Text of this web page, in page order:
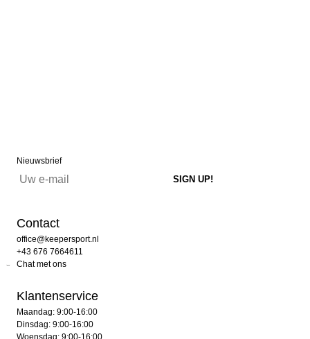
Nieuwsbrief
Contact
office@keepersport.nl
+43 676 7664611
Chat met ons
Klantenservice
Maandag: 9:00-16:00
Dinsdag: 9:00-16:00
Woensdag: 9:00-16:00